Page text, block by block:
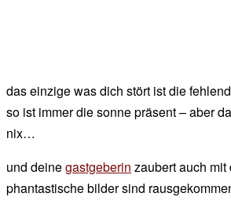
das einzige was dich stört ist die
so ist immer die sonne präsent – aber
nix…
und deinegastgeberin zaubert auch mit
phantastische bilder sind